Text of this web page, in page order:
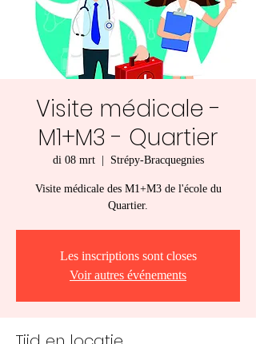
Visite médicale -
M1+M3 - Quartier
di 08 mrt
  |
Strépy-Bracquegnies
Visite médicale des M1+M3 de l'école du
Quartier.
Les inscriptions sont closes
Voir autres événements